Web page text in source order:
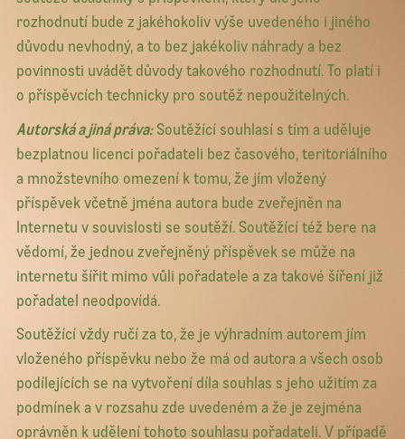
rozhodnutí bude z jakéhokoliv výše uvedeného i jiného
důvodu nevhodný, a to bez jakékoliv náhrady a bez
povinnosti uvádět důvody takového rozhodnutí. To platí i
o příspěvcích technicky pro soutěž nepoužitelných.
Autorská a jiná práva:Soutěžící souhlasí s tím a uděluje
bezplatnou licenci pořadateli bez časového, teritoriálního
a množstevního omezení k tomu, že jím vložený
příspěvek včetně jména autora bude zveřejněn na
Internetu v souvislosti se soutěží. Soutěžící též bere na
vědomí, že jednou zveřejněný příspěvek se může na
internetu šířit mimo vůli pořadatele a za takové šíření již
pořadatel neodpovídá.
Soutěžící vždy ručí za to, že je výhradním autorem jím
vloženého příspěvku nebo že má od autora a všech osob
podílejících se na vytvoření díla souhlas s jeho užitím za
podmínek a v rozsahu zde uvedeném a že je zejména
oprávněn k udělení tohoto souhlasu pořadateli. V případě